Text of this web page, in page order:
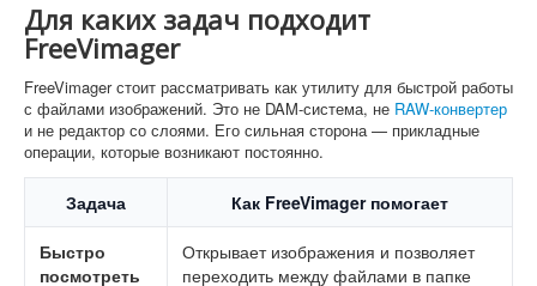
Для каких задач подходит
FreeVimager
FreeVimager стоит рассматривать как утилиту для быстрой работы
с файлами изображений. Это не DAM-система, не RAW-конвертер
и не редактор со слоями. Его сильная сторона — прикладные
операции, которые возникают постоянно.
Задача Как FreeVimager помогает
Быстро
посмотреть
Открывает изображения и позволяет
переходить между файлами в папке